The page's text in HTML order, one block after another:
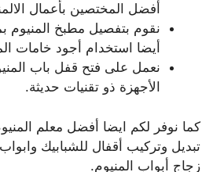
أفضل المختصين بأعمال
نقوم بتفصيل مطبخ المنيوم
أيضا استخدام أجود خامات
نعمل على فتح قفل باب
الأجهزة ذو تقنيات حديثة.
كما نوفر لكم ايضا أفضل معلم
تبديل وتركيب أقفال للشبابيك
زجاج أبواب المنيوم.